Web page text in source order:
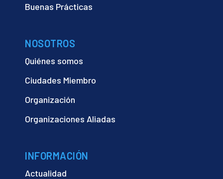
Buenas Prácticas
NOSOTROS
Quiénes somos
Ciudades Miembro
Organización
Organizaciones Aliadas
INFORMACIÓN
Actualidad